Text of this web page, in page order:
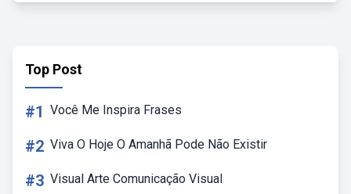
Top Post
#1 Você Me Inspira Frases
#2 Viva O Hoje O Amanhã Pode Não Existir
#3 Visual Arte Comunicação Visual